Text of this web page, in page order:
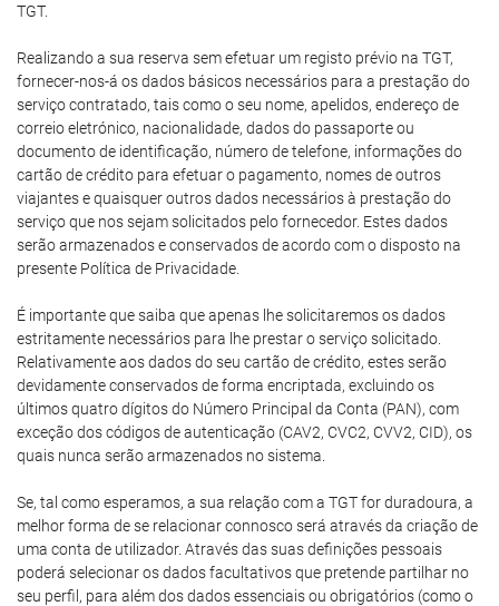
TGT.
Realizando a sua reserva sem efetuar um registo prévio na TGT,
fornecer-nos-á os dados básicos necessários para a prestação do
serviço contratado, tais como o seu nome, apelidos, endereço de
correio eletrónico, nacionalidade, dados do passaporte ou
documento de identificação, número de telefone, informações do
cartão de crédito para efetuar o pagamento, nomes de outros
viajantes e quaisquer outros dados necessários à prestação do
serviço que nos sejam solicitados pelo fornecedor. Estes dados
serão armazenados e conservados de acordo com o disposto na
presente Política de Privacidade.
É importante que saiba que apenas lhe solicitaremos os dados
estritamente necessários para lhe prestar o serviço solicitado.
Relativamente aos dados do seu cartão de crédito, estes serão
devidamente conservados de forma encriptada, excluindo os
últimos quatro dígitos do Número Principal da Conta (PAN), com
exceção dos códigos de autenticação (CAV2, CVC2, CVV2, CID), os
quais nunca serão armazenados no sistema.
Se, tal como esperamos, a sua relação com a TGT for duradoura, a
melhor forma de se relacionar connosco será através da criação de
uma conta de utilizador. Através das suas definições pessoais
poderá selecionar os dados facultativos que pretende partilhar no
seu perfil, para além dos dados essenciais ou obrigatórios (como o